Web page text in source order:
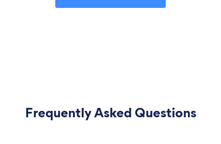
Frequently Asked Questions